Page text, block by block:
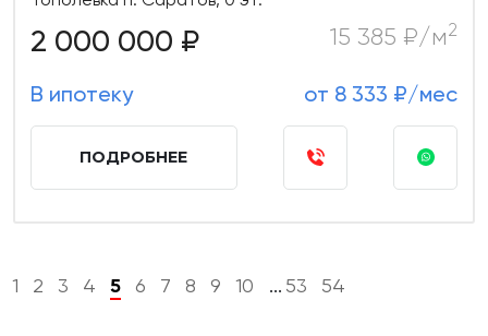
2 000 000 ₽ 15 385 ₽/м2
В ипотеку от 8 333 ₽/мес
ПОДРОБНЕЕ
1 2 3 4 5 6 7 8 9 10 ... 53 54